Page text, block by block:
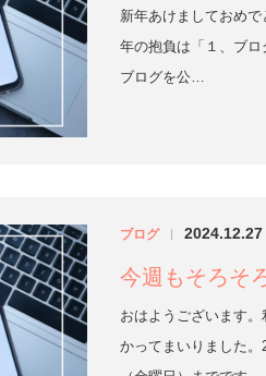
新年あけましておめ
年の抱負は「１、ブロ
ブログを公…
ブログ | 2024.12.27
今週もそろそ
おはようございます
かってまいりました。